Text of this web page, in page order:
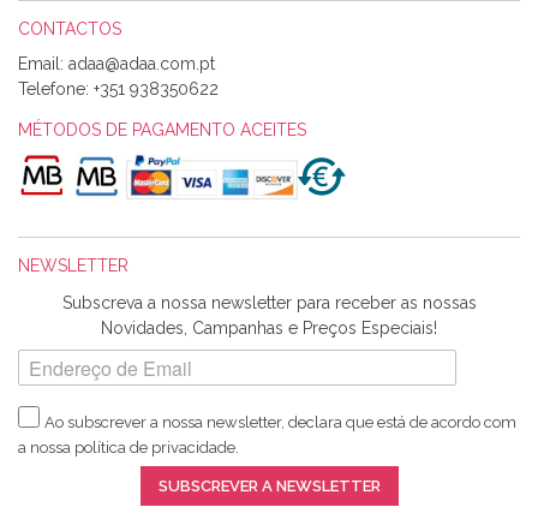
Alexandra Morais
Olá boa Noite. Os meus tecidos chegaram hoje. Muito
obrigada pelo miminho que dá um jeitaço pras minhas linhas
de bordar e não sei o que pões nos tecidos, mas que cheiram
maravilhosamente ... cheiram! :) Muito Obrigada.
Harita a minha encomenda já chegou. :) Muito obrigada pela
rapidez no envio, pela qualidade dos materiais que me
enviaste e pela simpatia de sempre. :)
Catarina Amaro
5 estrelas. Gosto muito do serviço. A Harita Chotalal é muito
CONTACTOS
Email:
Telefone: +351 938350622
MÉTODOS DE PAGAMENTO ACEITES
NEWSLETTER
Subscreva a nossa newsletter para receber as nossas
Novidades, Campanhas e Preços Especiais!
Ao subscrever a nossa newsletter, declara que está de acordo com
a nossa política de privacidade.
SUBSCREVER A NEWSLETTER